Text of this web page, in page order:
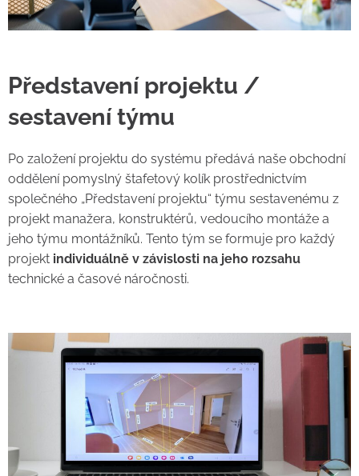
Představení projektu /
sestavení týmu
Po založení projektu do systému předává naše obchodní
oddělení pomyslný štafetový kolík prostřednictvím
společného „Představení projektu“ týmu sestavenému z
projekt manažera, konstruktérů, vedoucího montáže a
jeho týmu montážníků. Tento tým se formuje pro každý
projekt individuálně v závislosti na jeho rozsahu
technické a časové náročnosti.